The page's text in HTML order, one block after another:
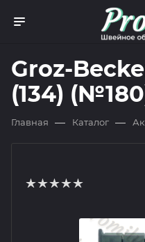
Groz-
(134)
Главная — Каталог —